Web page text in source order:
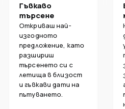
Гъвкаво
търсене
Откриваш най-
изгодното
предложение, като
разшириш
търсенето си с
летища в близост
и гъвкави дати на
пътуването.